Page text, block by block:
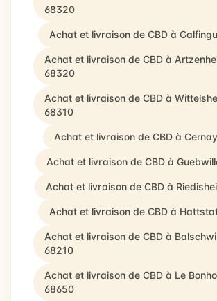
68320
Achat et livraison de CBD à
Achat et livraison de CBD à
68320
Achat et livraison de CBD à
68310
Achat et livraison de CBD à
Achat et livraison de CBD à
Achat et livraison de CBD à
Achat et livraison de CBD à
Achat et livraison de CBD à
68210
Achat et livraison de CBD à Le
68650